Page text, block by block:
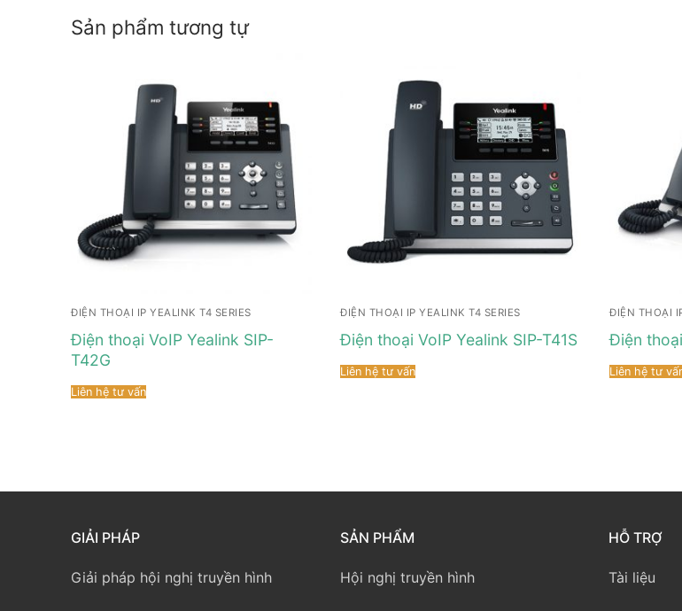
Sản phẩm tương tự
ĐIỆN THOẠI IP YEALINK T4 SERIES
Điện thoại VoIP Yealink SIP-
T42G
Liên hệ tư vấn
ĐIỆN THOẠI IP YEALINK T4 SERIES
Điện thoại VoIP Yealink SIP-T41S
Liên hệ tư vấn
ĐIỆN THOẠI
Điện
Liên hệ tư
GIẢI PHÁP
Giải pháp hội nghị truyền hình
SẢN PHẨM
Hội nghị truyền hình
HỖ TRỢ
Tài liệu